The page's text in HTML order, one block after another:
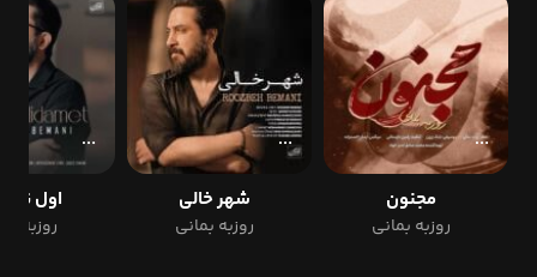
مجنون
روزبه بمانی
شهر خالی
روزبه بمانی
اول
روزبه